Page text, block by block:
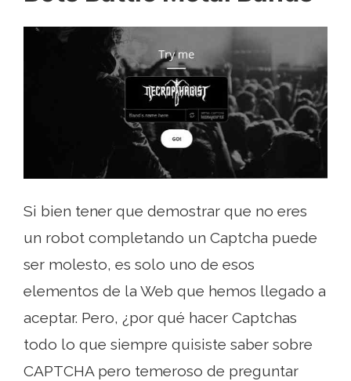
Si bien tener que demostrar que no eres
un robot completando un Captcha puede
ser molesto, es solo uno de esos
elementos de la Web que hemos llegado a
aceptar. Pero, ¿por qué hacer Captchas
todo lo que siempre quisiste saber sobre
CAPTCHA pero temeroso de preguntar